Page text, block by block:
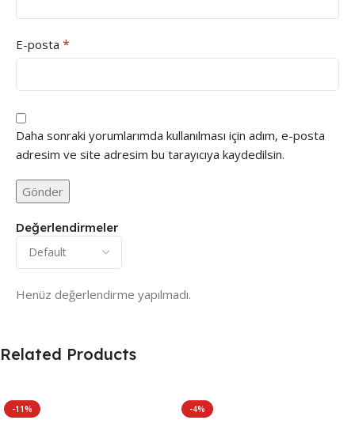
Değerlendirmeler
Henüz değerlendirme yapılmadı.
E-posta *
Daha sonraki yorumlarımda kullanılması için adım, e-posta
adresim ve site adresim bu tarayıcıya kaydedilsin.
Related Products
-11% -4%